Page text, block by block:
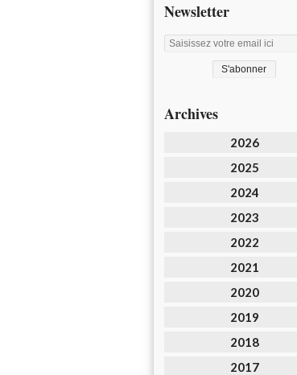
Newsletter
Archives
2026
2025
2024
2023
2022
2021
2020
2019
2018
2017